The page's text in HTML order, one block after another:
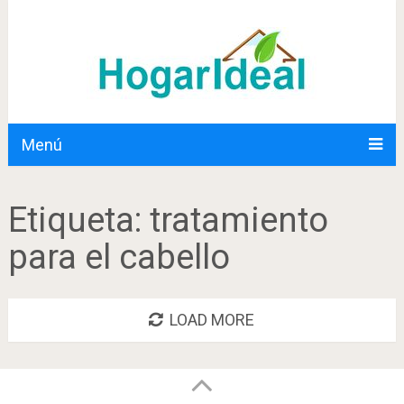
Menú
Etiqueta: tratamiento
para el cabello
LOAD MORE